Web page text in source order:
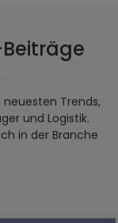
Trends,
und Logistik.
in der Branche